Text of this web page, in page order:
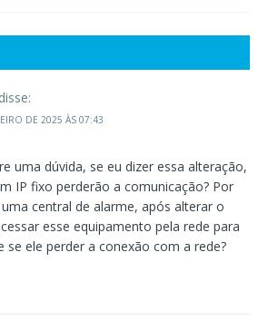
disse:
DE 2025 ÀS 07:43
uma dúvida, se eu dizer essa alteração,
IP fixo perderão a comunicação? Por
central de alarme, após alterar o
esse equipamento pela rede para
se ele perder a conexão com a rede?